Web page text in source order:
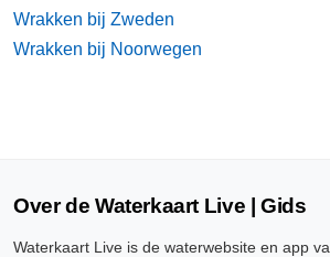
Wrakken bij Zweden
Wrakken bij Noorwegen
Over de Waterkaart Live | Gids
Waterkaart Live is de waterwebsite en app